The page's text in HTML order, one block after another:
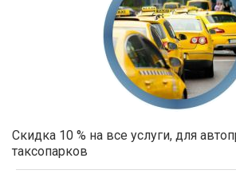
Скидка 10 % на все услуги, для
таксопарков